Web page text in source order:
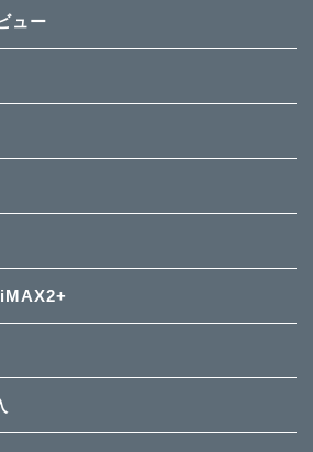
ュー